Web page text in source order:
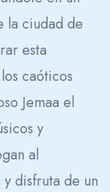
la ciudad de
esta
caóticos
Jemaa el
y
al
disfruta de un